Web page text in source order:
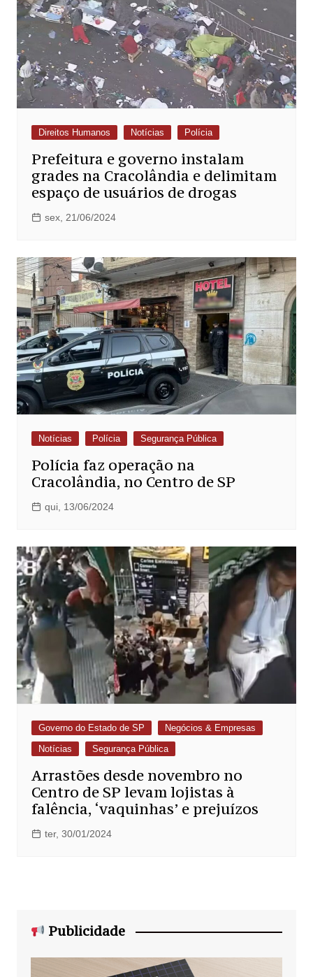
Direitos Humanos Notícias Polícia
Prefeitura e governo instalam
grades na Cracolândia e delimitam
espaço de usuários de drogas
sex, 21/06/2024
Notícias Polícia Segurança Pública
Polícia faz operação na
Cracolândia, no Centro de SP
qui, 13/06/2024
Governo do Estado de SP
Negócios & Empresas
Notícias
Segurança Pública
Arrastões desde novembro no
Centro de SP levam lojistas à
falência, ‘vaquinhas’ e prejuízos
ter, 30/01/2024
Publicidade